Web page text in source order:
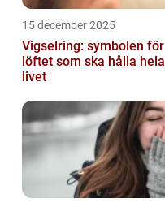
15 december 2025
Vigselring: symbolen för
löftet som ska hålla hela
livet